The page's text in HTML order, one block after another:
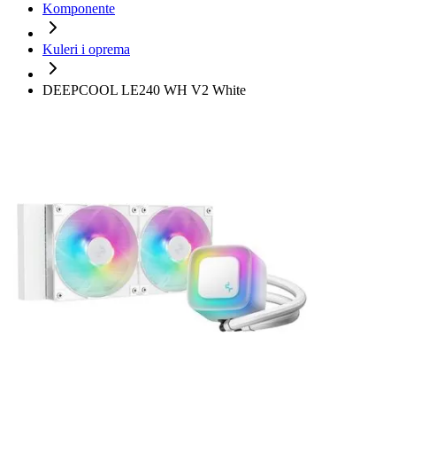
Komponente
Kuleri i oprema
DEEPCOOL LE240 WH V2 White